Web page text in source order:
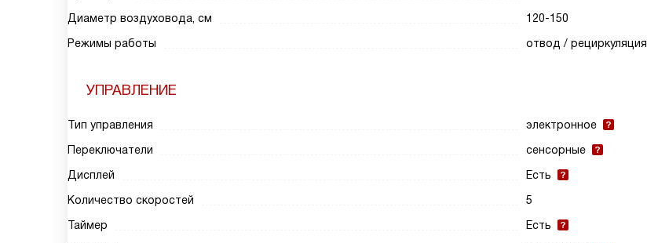
Диаметр воздуховода, см
120-150
Режимы работы
отвод / рециркуляция
УПРАВЛЕНИЕ
Тип управления
электронное
Переключатели
сенсорные
Дисплей
Есть
Количество скоростей
5
Таймер
Есть